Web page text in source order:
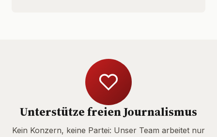
Unterstütze freien Journalismus
Kein Konzern, keine Partei: Unser Team arbeitet nur